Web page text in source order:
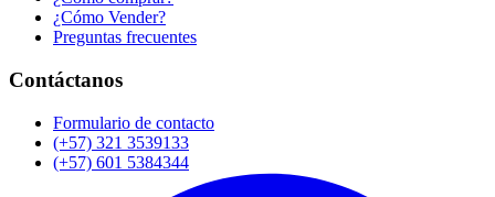
¿Cómo Vender?
Preguntas frecuentes
Contáctanos
Formulario de contacto
(+57) 321 3539133
(+57) 601 5384344